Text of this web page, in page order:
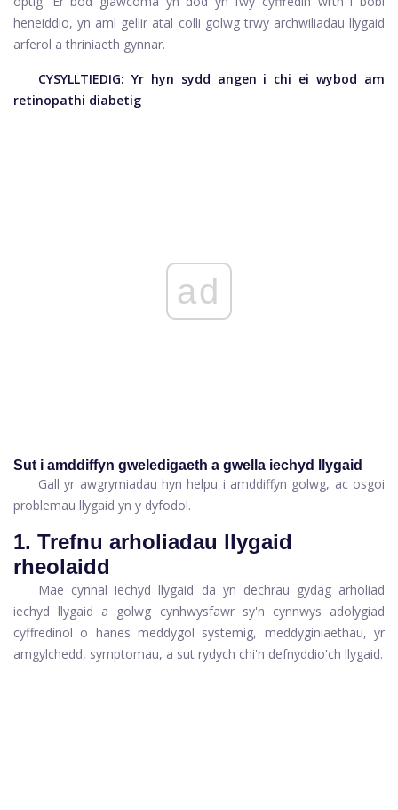
heneiddio, yn aml gellir atal colli golwg trwy archwiliadau llygaid
arferol a thriniaeth gynnar.
CYSYLLTIEDIG: Yr hyn sydd angen i chi ei wybod am
retinopathi diabetig
ad
Sut i amddiffyn gweledigaeth a gwella iechyd llygaid
Gall yr awgrymiadau hyn helpu i amddiffyn golwg, ac osgoi
problemau llygaid yn y dyfodol.
1. Trefnu arholiadau llygaid
rheolaidd
Mae cynnal iechyd llygaid da yn dechrau gydag arholiad
iechyd llygaid a golwg cynhwysfawr sy'n cynnwys adolygiad
cyffredinol o hanes meddygol systemig, meddyginiaethau, yr
amgylchedd, symptomau, a sut rydych chi'n defnyddio'ch llygaid.